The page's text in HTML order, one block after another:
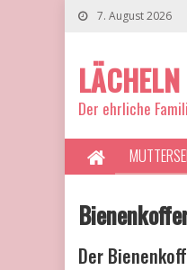
7. August 2026
Der ehrliche
Der